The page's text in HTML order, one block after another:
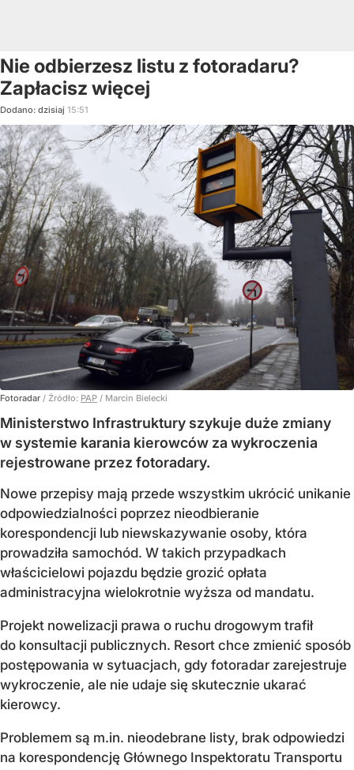
Nie odbierzesz listu z fotoradaru?
Zapłacisz więcej
Dodano: dzisiaj 15:51
Fotoradar / Źródło: PAP / Marcin Bielecki
Ministerstwo Infrastruktury szykuje duże zmiany
w systemie karania kierowców za wykroczenia
rejestrowane przez fotoradary.
Nowe przepisy mają przede wszystkim ukrócić unikanie
odpowiedzialności poprzez nieodbieranie
korespondencji lub niewskazywanie osoby, która
prowadziła samochód. W takich przypadkach
właścicielowi pojazdu będzie grozić opłata
administracyjna wielokrotnie wyższa od mandatu.
Projekt nowelizacji prawa o ruchu drogowym trafił
do konsultacji publicznych. Resort chce zmienić sposób
postępowania w sytuacjach, gdy fotoradar zarejestruje
wykroczenie, ale nie udaje się skutecznie ukarać
kierowcy.
Problemem są m.in. nieodebrane listy, brak odpowiedzi
na korespondencję Głównego Inspektoratu Transportu